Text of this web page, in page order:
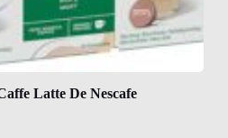
Latte De Nescafe